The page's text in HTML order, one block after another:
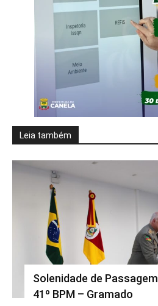
Leia também
Solenidade de
41º BPM – Gramado